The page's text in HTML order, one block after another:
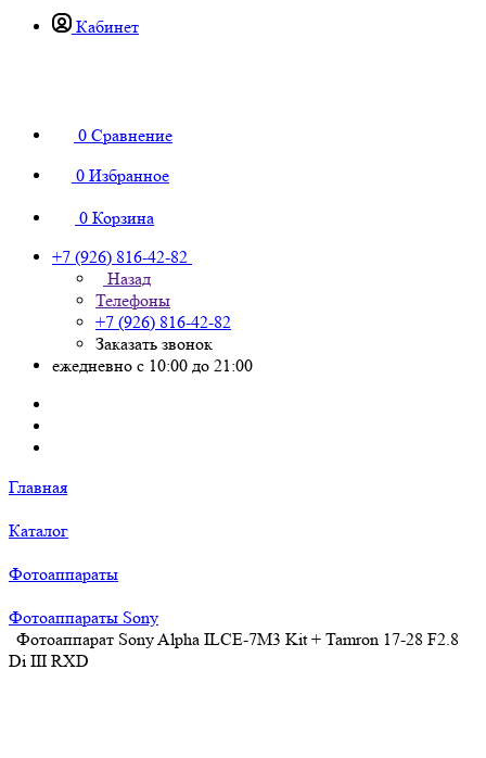
Кабинет
0 Сравнение
0 Избранное
0 Корзина
+7 (926) 816-42-82
Назад
Телефоны
+7 (926) 816-42-82
Заказать звонок
ежедневно с 10:00 до 21:00
Главная
Каталог
Фотоаппараты
Фотоаппараты Sony
Фотоаппарат Sony Alpha ILCE-7M3 Kit + Tamron 17-28 F2.8
Di III RXD